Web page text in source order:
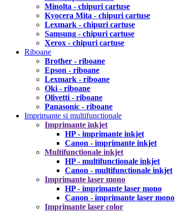
Minolta - chipuri cartuse
Kyocera Mita - chipuri cartuse
Lexmark - chipuri cartuse
Samsung - chipuri cartuse
Xerox - chipuri cartuse
Riboane
Brother - riboane
Epson - riboane
Lexmark - riboane
Oki - riboane
Olivetti - riboane
Panasonic - riboane
Imprimante si multifunctionale
Imprimante inkjet
HP - imprimante inkjet
Canon - imprimante inkjet
Multifunctionale inkjet
HP - multifunctionale inkjet
Canon - multifunctionale inkjet
Imprimante laser mono
HP - imprimante laser mono
Canon - imprimante laser mono
Imprimante laser color